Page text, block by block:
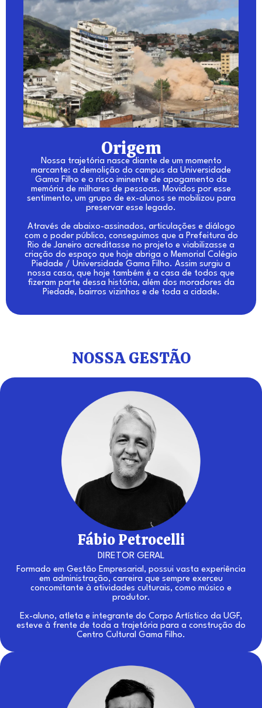
Origem
Nossa trajetória nasce diante de um momento
marcante: a demolição do campus da Universidade
Gama Filho e o risco iminente de apagamento da
memória de milhares de pessoas. Movidos por esse
sentimento, um grupo de ex-alunos se mobilizou para
preservar esse legado.
Através de abaixo-assinados, articulações e diálogo
com o poder público, conseguimos que a Prefeitura do
Rio de Janeiro acreditasse no projeto e viabilizasse a
criação do espaço que hoje abriga o Memorial Colégio
Piedade / Universidade Gama Filho. Assim surgiu a
nossa casa, que hoje também é a casa de todos que
fizeram parte dessa história, além dos moradores da
Piedade, bairros vizinhos e de toda a cidade.
NOSSA GESTÃO
Fábio Petrocelli
DIRETOR GERAL
Formado em Gestão Empresarial, possui vasta experiência
em administração, carreira que sempre exerceu
concomitante à atividades culturais, como músico e
produtor.
Ex-aluno, atleta e integrante do Corpo Artístico da UGF,
esteve à frente de toda a trajetória para a construção do
Centro Cultural Gama Filho.